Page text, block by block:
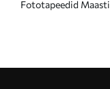
Fototapeedid